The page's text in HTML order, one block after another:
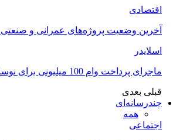
اقتصادی
آخرین وضعیت پروژه‌های عمرانی و صنعتی
اسلایدر
ماجرای پرداخت وام 100 میلیونی برای نوسازی تجهیزات کشاورزان لرستانی چیست؟
قبلی بعدی
چندرسانه‌ای
همه
اجتماعی